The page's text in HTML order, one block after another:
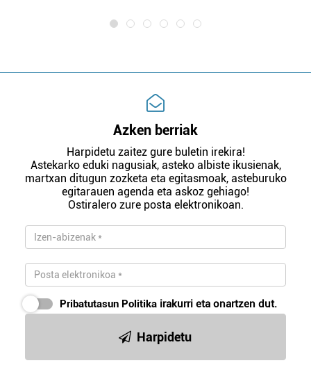
Azken berriak
Harpidetu zaitez gure buletin irekira!
Astekarko eduki nagusiak, asteko albiste ikusienak,
martxan ditugun zozketa eta egitasmoak, asteburuko
egitarauen agenda eta askoz gehiago!
Ostiralero zure posta elektronikoan.
Pribatutasun Politika irakurri eta onartzen dut.
Harpidetu